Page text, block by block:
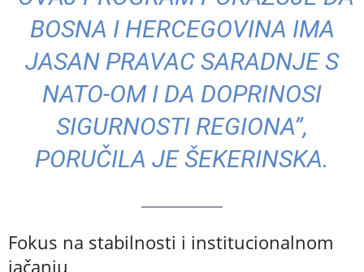
BOSNA I HERCEGOVINA IMA
JASAN PRAVAC SARADNJE S
NATO-OM I DA DOPRINOSI
SIGURNOSTI REGIONA”,
PORUČILA JE ŠEKERINSKA.
Fokus na stabilnosti i institucionalnom
jačanju